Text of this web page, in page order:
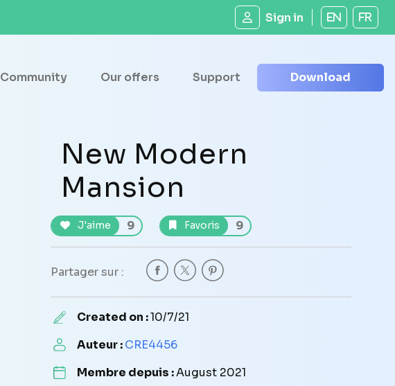
Sign in EN FR
Community Our offers Support Download
New Modern
Mansion
J'aime 9 Favoris 9
Partager sur :
Created on :10/7/21
Auteur :CRE4456
Membre depuis :August 2021